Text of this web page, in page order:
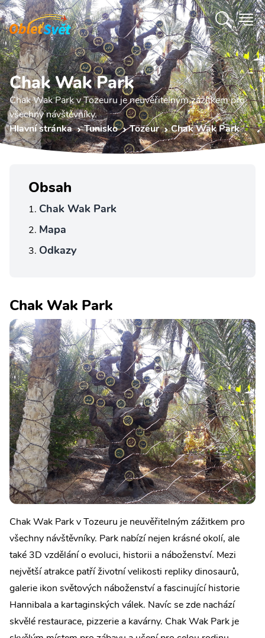
Chak Wak Park
Chak Wak Park v Tozeuru je neuvěřitelným zážitkem pro
všechny návštěvníky.
Hlavní stránka
Tunisko Tozeur Chak Wak Park
Obsah
Chak Wak Park
Mapa
Odkazy
Chak Wak Park
Chak Wak Park v Tozeuru je neuvěřitelným zážitkem pro
všechny návštěvníky. Park nabízí nejen krásné okolí, ale
také 3D vzdělání o evoluci, historii a náboženství. Mezi
největší atrakce patří životní velikosti repliky dinosaurů,
galerie ikon světových náboženství a fascinující historie
Hannibala a kartaginských válek. Navíc se zde nachází
skvělé restaurace, pizzerie a kavárny. Chak Wak Park je